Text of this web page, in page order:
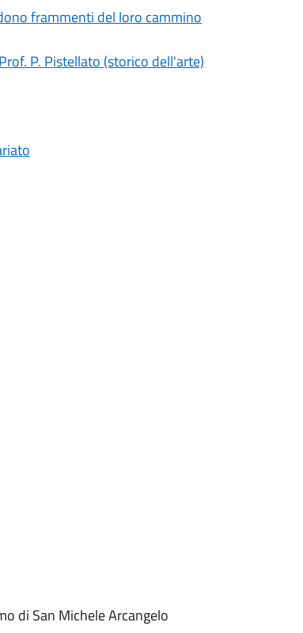
frammenti del loro cammino
P. Pistellato (storico dell'arte)
di San Michele Arcangelo